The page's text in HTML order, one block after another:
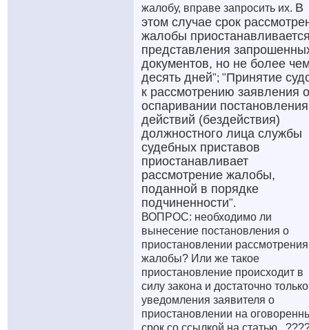
жалобу, вправе запросить их. В
этом случае срок
жалобы
представления
документов, но не более
десять дней"; "Принятие
к рассмотрению заявления
оспаривании
действий (бездействия)
должностного лица службы
судебных приставов
приостанавливает
рассмотрение жалобы,
поданной в порядке
подчиненности".
ВОПРОС: необходимо ли
вынесение постановления о
приостановлении рассмотрения
жалобы? Или же такое
приостановление происходит в
силу закона и достаточно только
уведомления заявителя о
приостановлении на
срок со ссылкой на